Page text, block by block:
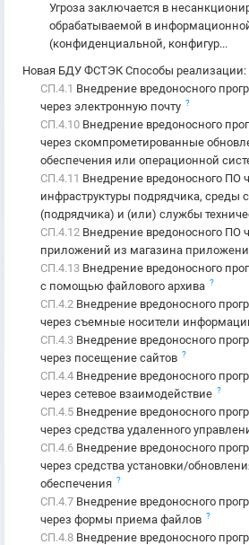
Угроза заключается в
обрабатываемой в
(конфиденциальной, конфигур...
Новая БДУ ФСТЭК Способы реализации:
СП.4.1 Внедрение вредоносного
через электронную почту ?
СП.4.10 Внедрение вредоносного
через скомпрометированные
обеспечения или операционной
СП.4.11 Внедрение вредоносного ПО
инфраструктуры подрядчика, среды
(подрядчика) и (или) службы
СП.4.12 Внедрение вредоносного ПО
приложений из магазина
СП.4.13 Внедрение вредоносного
с помощью файлового архива ?
СП.4.2 Внедрение вредоносного
через съемные носители
СП.4.3 Внедрение вредоносного
через посещение сайтов ?
СП.4.4 Внедрение вредоносного
через сетевое взаимодействие ?
СП.4.5 Внедрение вредоносного
через средства удаленного
СП.4.6 Внедрение вредоносного
через средства установки/
обеспечения ?
СП.4.7 Внедрение вредоносного
через формы приема файлов ?
СП.4.8 Внедрение вредоносного